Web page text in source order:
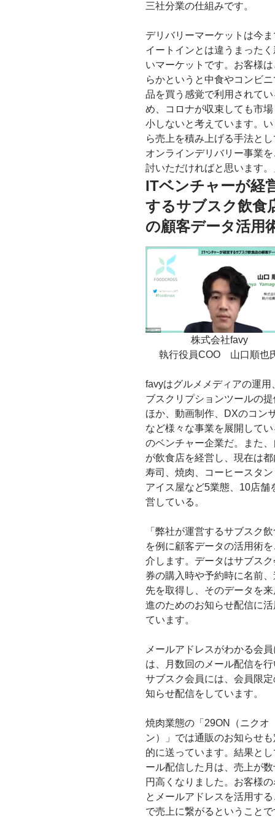
三社分業の仕組みです。
デリバリーマーケットは今
イートインとは違うまった
いマーケットです。お客様
らかというと中食やコンビ
品を買う感覚で利用されて
め、コロナが収束しても市
小しないと考えています。
ら売上を積み上げる手法と
オンラインデリバリー事業
討いただければと思います
ITベンチャーが経
するサブスク飲食
の顧客データ活用
株式会社favy
執行役員COO 山口順也
favyはグルメメディアの運用
ブスクリプションツールの
ほか、動画制作、DXのコン
など様々な事業を展開して
のベンチャー企業だ。また
が飲食店を経営し、現在は
寿司、焼肉、コーヒースタ
アイス屋など5業態、10店舗
営している。
「弊社が運営するサブスク
を例に顧客データの活用術
介します。データはサブス
券の購入時や予約時に名前
先を取得し、そのデータを
進のためのお知らせ配信に
ています。
メールアドレスがわかる会
は、月数回のメール配信を
サブスク会員には、会員限
知らせ配信をしています。
焼肉業態の「29ON（ニクオ
ン）」では通販のお知らせ
的に送っています。結果と
ール配信した月は、売上が
円高くなりました。お客様
とメールアドレスを活用す
で売上に繋がるということ